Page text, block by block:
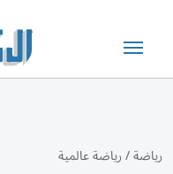
رياضة/رياضة عالمية